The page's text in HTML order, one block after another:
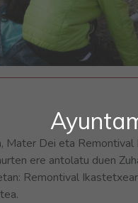
Mater Dei eta
ere antolatu duen
Remontival